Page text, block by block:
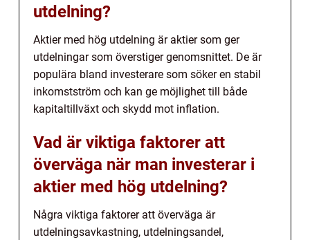
utdelning?
Aktier med hög utdelning är aktier som ger
utdelningar som överstiger genomsnittet. De är
populära bland investerare som söker en stabil
inkomstström och kan ge möjlighet till både
kapitaltillväxt och skydd mot inflation.
Vad är viktiga faktorer att
överväga när man investerar i
aktier med hög utdelning?
Några viktiga faktorer att överväga är
utdelningsavkastning, utdelningsandel,